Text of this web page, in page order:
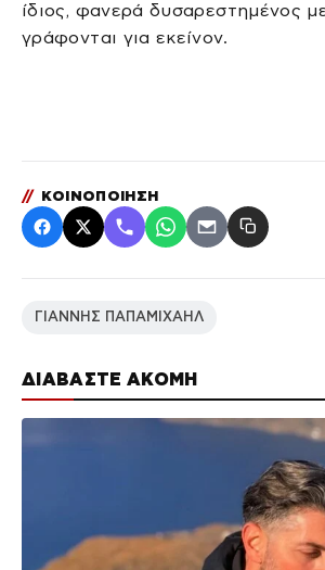
ΔΙΑΒΑΣΤΕ ΑΚΟΜΗ
ίδιος, φανερά δυσαρεστημένος
γράφονται για εκείνον.
// ΚΟΙΝΟΠΟΙΗΣΗ
ΓΙΑΝΝΗΣ ΠΑΠΑΜΙΧΑΗΛ